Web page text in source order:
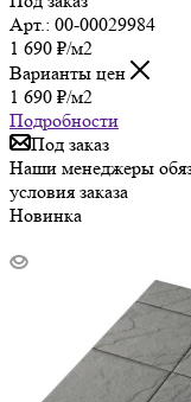
Арт.: 00-00029984
1 690 ₽/м2
Варианты цен
1 690 ₽/м2
Подробности
Под заказ
Наши менеджеры
условия заказа
Новинка